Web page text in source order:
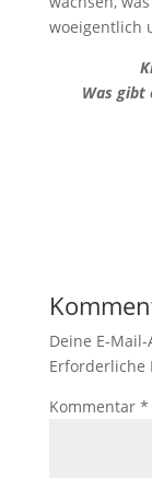
woeigentlich
Was gibt
Deine E-
Erforderliche
Kommentar *